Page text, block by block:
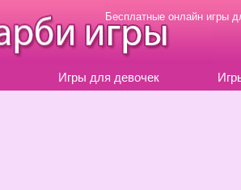
Бесплатные онлайн игры
Игры для девочек